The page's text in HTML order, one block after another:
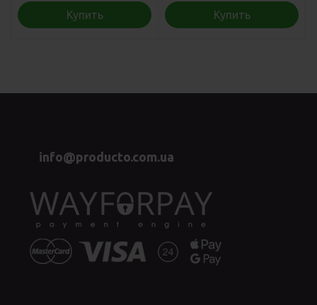
Купить Купить
info@producto.com.ua